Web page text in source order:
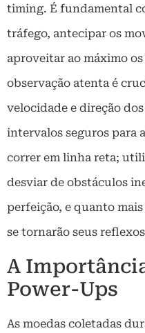
timing. É fundamental
tráfego, antecipar os
aproveitar ao máximo
observação atenta é
velocidade e direção
intervalos seguros para
correr em linha reta;
desviar de obstáculos
perfeição, e quanto
se tornarão seus
A
Power-Ups
As moedas coletadas